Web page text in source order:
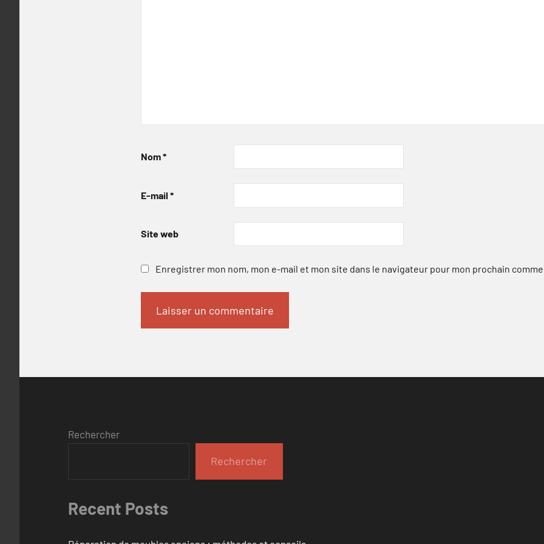
Nom*
E-mail *
Site web
Enregistrer mon nom, mon e-mail et mon site dans le navigateur pour mon prochain
Rechercher
Rechercher
Recent Posts